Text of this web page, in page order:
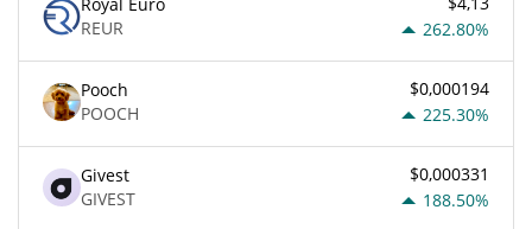
Royal Euro
REUR
262.80%
Pooch
POOCH
$0,000194
225.30%
Givest
GIVEST
$0,000331
188.50%